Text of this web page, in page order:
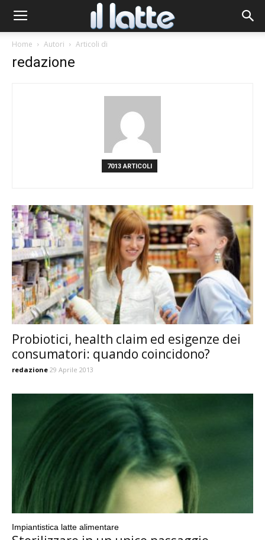
Home Autori Articoli di
redazione
7013 ARTICOLI
Probiotici, health claim ed esigenze dei
consumatori: quando coincidono?
redazione 29 Aprile 2013
Impiantistica latte alimentare